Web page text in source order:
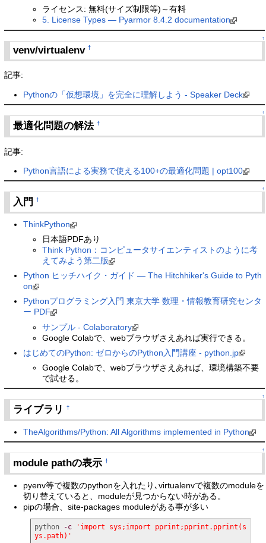
ライセンス: 無料(サイズ制限等)～有料
5. License Types — Pyarmor 8.4.2 documentation
↑
venv/virtualenv†
記事:
Pythonの「仮想環境」を完全に理解しよう - Speaker Deck
↑
最適化問題の解法†
記事:
Python言語による実務で使える100+の最適化問題 | opt100
↑
入門†
ThinkPython
日本語PDFあり
Think Python：コンピュータサイエンティストのように考
えてみよう第二版
Python ヒッチハイク・ガイド — The Hitchhiker's Guide to Pyth
on
Pythonプログラミング入門 東京大学 数理・情報教育研究センタ
ー PDF
サンプル - Colaboratory
Google Colabで、webブラウザさえあれば実行できる。
はじめてのPython: ゼロからのPython入門講座 - python.jp
Google Colabで、webブラウザさえあれば、環境構築不要
で試せる。
↑
ライブラリ†
TheAlgorithms/Python: All Algorithms implemented in Python
↑
module pathの表示†
pyenv等で複数のpythonを入れたり､virtualenvで複数のmoduleを
切り替えていると、moduleが見つからない時がある。
pipの場合、site-packages moduleがある事が多い
python -c
'import sys;import pprint;pprint.pprint(s
ys.path)'